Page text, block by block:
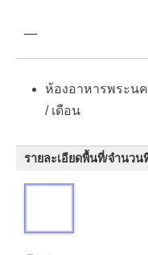
—
ห้องอาหารพระน
/ เดือน
รายละเอียดพื้นที่/จำนว